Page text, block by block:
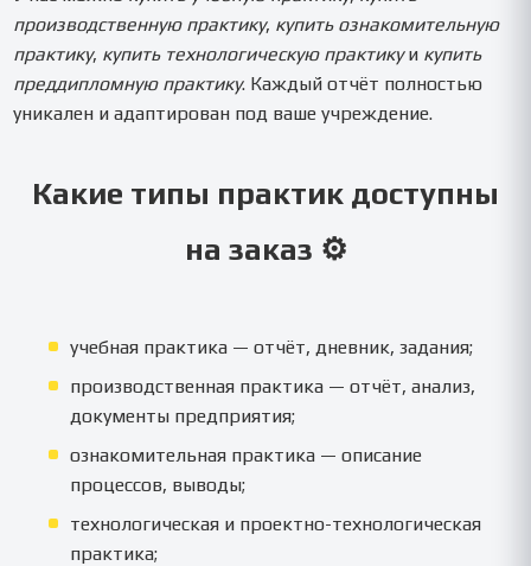
производственную практику, купить ознакомительную
практику, купить технологическую практикуи купить
преддипломную практику. Каждый отчёт полностью
уникален и адаптирован под ваше учреждение.
Какие типы практик доступны
на заказ ⚙️
учебная практика — отчёт, дневник, задания;
производственная практика — отчёт, анализ,
документы предприятия;
ознакомительная практика — описание
процессов, выводы;
технологическая и проектно-технологическая
практика;